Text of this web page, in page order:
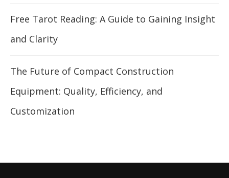
Free Tarot Reading: A Guide to Gaining Insight
and Clarity
The Future of Compact Construction
Equipment: Quality, Efficiency, and
Customization